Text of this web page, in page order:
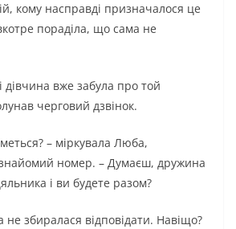
кому насправді призначалося це
пораділа, що сама не
вже забула про той
черговий дзвінок.
– міркувала Люба,
номер. – Думаєш, дружина
і ви будете разом?
не збиралася відповідати. Навіщо?